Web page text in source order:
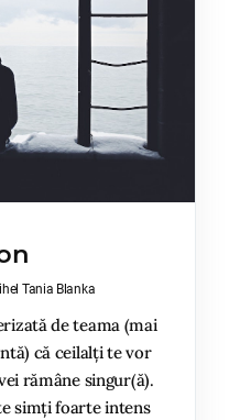
Tania Blanka
de teama (mai
că ceilalți te vor
rămâne singur(ă).
simți foarte intens